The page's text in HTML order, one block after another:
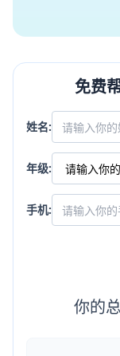
免费
姓名:
年级:
手机:
你的